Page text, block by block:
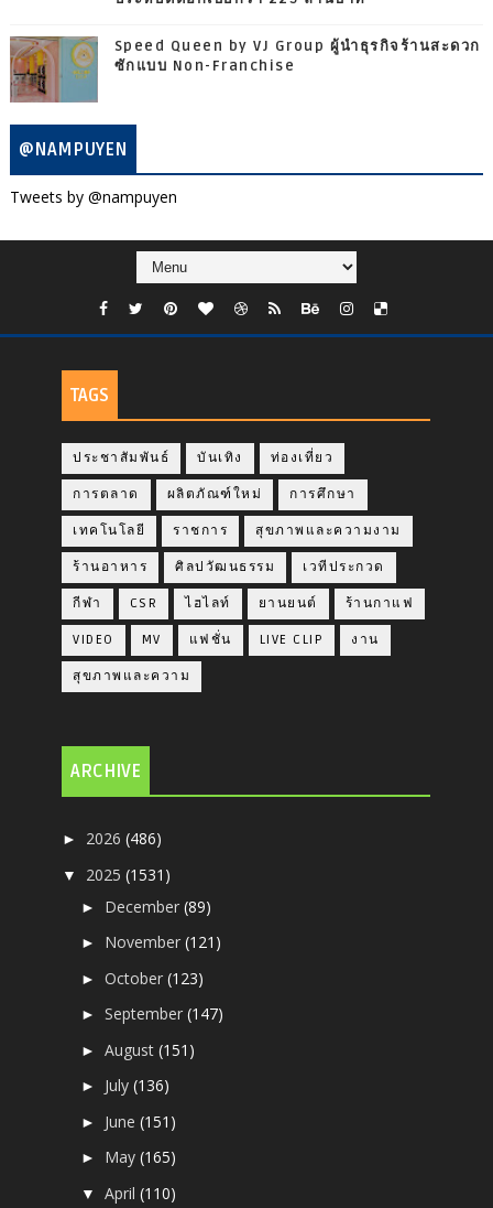
Speed Queen by VJ Group ผู้นำธุรกิจร้านสะดวก
ซักแบบ Non-Franchise
@NAMPUYEN
Tweets by @nampuyen
TAGS
ประชาสัมพันธ์ บันเทิง ท่องเที่ยว
การตลาด ผลิตภัณฑ์ใหม่ การศึกษา
เทคโนโลยี ราชการ สุขภาพและความงาม
ร้านอาหาร ศิลปวัฒนธรรม เวทีประกวด
กีฬา CSR ไฮไลท์ ยานยนต์ ร้านกาแฟ
VIDEO MV แฟชั่น LIVE CLIP งาน
สุขภาพและความ
ARCHIVE
► 2026(486)
▼ 2025(1531)
► December(89)
► November(121)
►October(123)
►September(147)
►August(151)
► July(136)
► June(151)
► May(165)
▼April(110)